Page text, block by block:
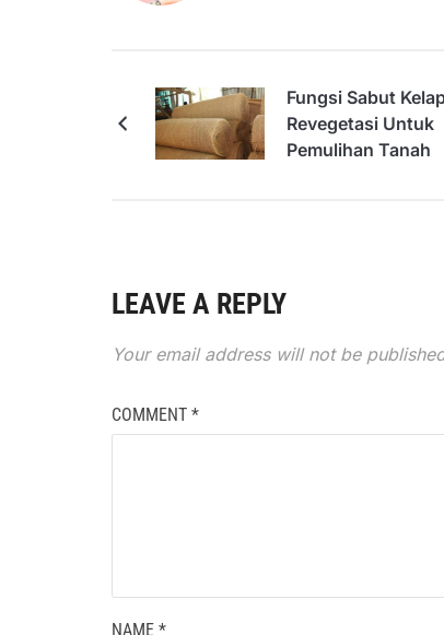
Fungsi Sabut
Revegetasi Untuk
Pemulihan Tanah
LEAVE A REPLY
Your email address will not be
COMMENT *
NAME *